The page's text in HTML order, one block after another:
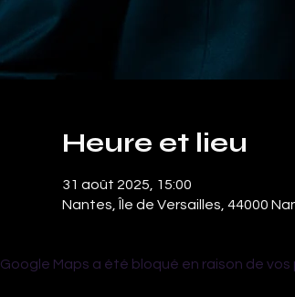
Heure et lieu
31 août 2025, 15:00
Nantes, Île de Versailles, 44000
Google Maps a été bloqué en raison de